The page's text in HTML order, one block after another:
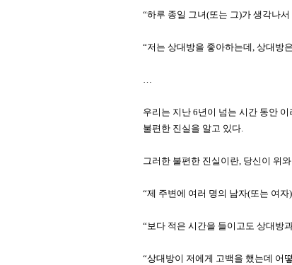
“하루 종일 그녀(또는 그)가 생각나
“저는 상대방을 좋아하는데, 상대방
…
우리는 지난 6년이 넘는 시간 동안
불편한 진실을 알고 있다.
그러한 불편한 진실이란, 당신이 위
“제 주변에 여러 명의 남자(또는 여
“보다 적은 시간을 들이고도 상대방
“상대방이 저에게 고백을 했는데 어